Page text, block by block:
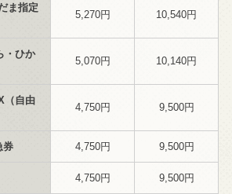
ま指定
5,270円 10,540円
・ひか
5,070円 10,140円
（自由
4,750円 9,500円
券 4,750円 9,500円
4,750円 9,500円